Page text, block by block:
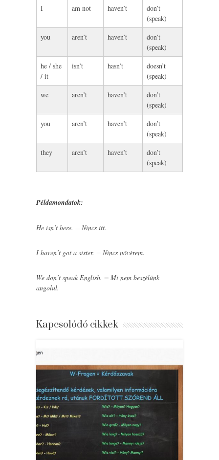
I
am not haven’t
don’t
(speak)
you
aren’t haven’t
don’t
(speak)
he / she
/ it
isn’t hasn’t
doesn’t
(speak)
we
aren’t haven’t
don’t
(speak)
you
aren’t haven’t
don’t
(speak)
they
aren’t haven’t
don’t
(speak)
Példamondatok:
He isn’t here. = Nincs itt.
I haven’t got a sister. = Nincs nővérem.
We don’t speak English. = Mi nem beszélünk
angolul.
Kapcsolódó cikkek